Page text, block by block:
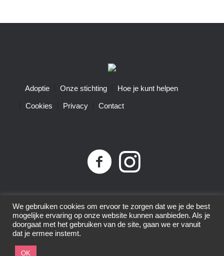
Adoptie Onze stichting Hoe je kunt helpen
Cookies Privacy Contact
Privacybeleid
| Little Tigers | KvK-nummer 68761074 |
ANBI-nummer 8575.80.152 | © 2015-2025 | All Rights
Reserved
We gebruiken cookies om ervoor te zorgen dat we je de best
mogelijke ervaring op onze website kunnen aanbieden. Als je
doorgaat met het gebruiken van de site, gaan we er vanuit
dat je ermee instemt.
OK